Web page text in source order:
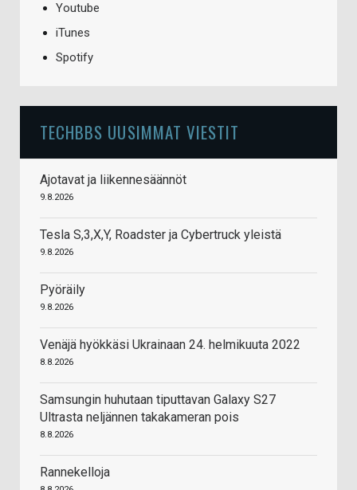
Youtube
iTunes
Spotify
TECHBBS UUSIMMAT VIESTIT
Ajotavat ja liikennesäännöt
9.8.2026
Tesla S,3,X,Y, Roadster ja Cybertruck yleistä
9.8.2026
Pyöräily
9.8.2026
Venäjä hyökkäsi Ukrainaan 24. helmikuuta 2022
8.8.2026
Samsungin huhutaan tiputtavan Galaxy S27
Ultrasta neljännen takakameran pois
8.8.2026
Rannekelloja